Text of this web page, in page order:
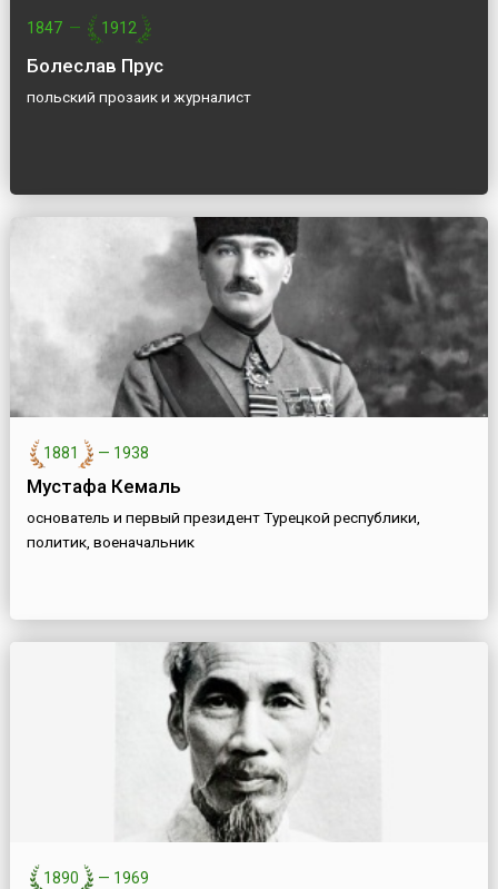
1847 — 1912
Болеслав Прус
польский прозаик и журналист
1881 — 1938
Мустафа Кемаль
основатель и первый президент Турецкой республики,
политик, военачальник
1890 — 1969